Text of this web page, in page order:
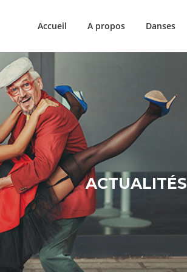
Accueil A propos Danses
ACTUALITÉS